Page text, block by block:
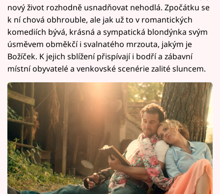
nový život rozhodně usnadňovat nehodlá. Zpočátku se
k ní chová obhrouble, ale jak už to v romantických
komediích bývá, krásná a sympatická blondýnka svým
úsměvem obměkčí i svalnatého mrzouta, jakým je
Božíček. K jejich sblížení přispívají i bodří a zábavní
místní obyvatelé a venkovské scenérie zalité sluncem.